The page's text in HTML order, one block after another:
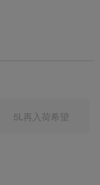
5L再入荷希望